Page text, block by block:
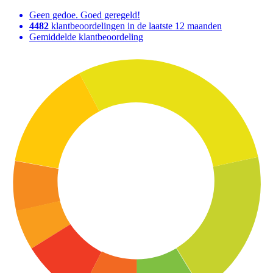
Geen gedoe. Goed geregeld!
4482 klantbeoordelingen in de laatste 12 maanden
Gemiddelde klantbeoordeling